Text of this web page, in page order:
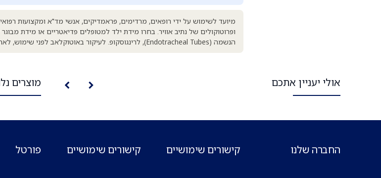
מיועד לשימוש על ידי רופאים, מרדימים, פראמדיקים, אנשי מד"א ומקצועות
ופרוטוקולים של נתיב אוויר. בחרו מידת ילד למטופלים פדיאטריים או מידת
הנשמה (Endotracheal Tubes), לרינגוסקופ. לעיקור באוטוקלאב לפני שימוש, לאחסון במקום נקי, יבש ומוגן.
אולי יעניין אתכם מוצרים
החברה שלנו קישורים שימושיים קישורים שימושיים פורטל